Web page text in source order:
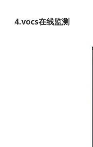
4.vocs在线监测